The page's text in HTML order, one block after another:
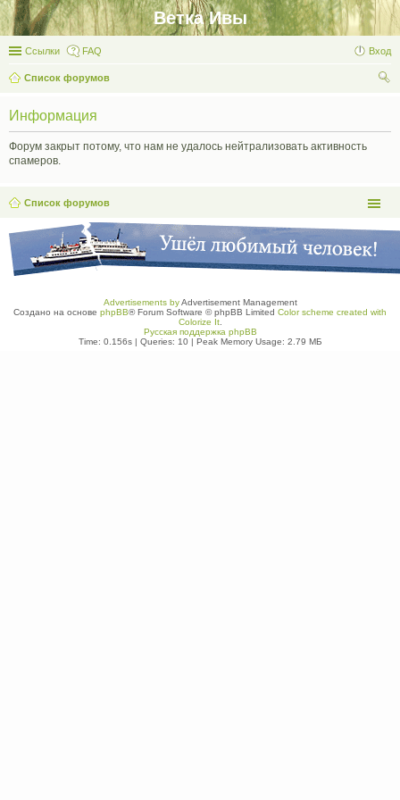
Ветка Ивы
Ссылки FAQ Вход
Список форумов
Информация
Форум закрыт потому, что нам не удалось нейтрализовать активность
спамеров.
Список форумов
Advertisements byAdvertisement Management
Создано на основе phpBB® Forum Software © phpBB Limited Color scheme created with
Colorize It.
Русская поддержка phpBB
Time: 0.156s| Queries: 10| Peak Memory Usage: 2.79 МБ